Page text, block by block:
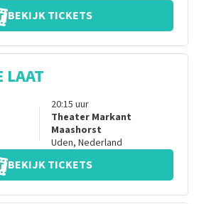
BEKIJK TICKETS
LAAT
20:15 uur
Theater Markant
Maashorst
Uden, Nederland
BEKIJK TICKETS